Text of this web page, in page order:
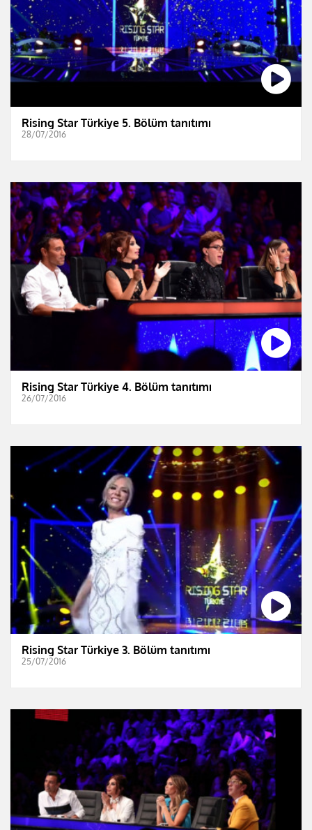
Rising Star Türkiye 5. Bölüm tanıtımı
28/07/2016
Rising Star Türkiye 4. Bölüm tanıtımı
26/07/2016
Rising Star Türkiye 3. Bölüm tanıtımı
25/07/2016